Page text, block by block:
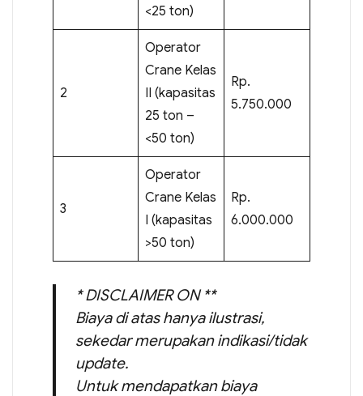
<25 ton)
2
Operator
Crane Kelas
II (kapasitas
25 ton –
<50 ton)
Rp.
5.750.000
3
Operator
Crane Kelas
I (kapasitas
>50 ton)
Rp.
6.000.000
* DISCLAIMER ON **
Biaya di atas hanya ilustrasi,
sekedar merupakan indikasi/tidak
update.
Untuk mendapatkan biaya